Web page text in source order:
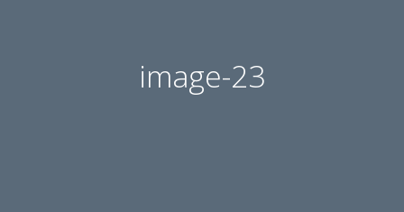
image-23